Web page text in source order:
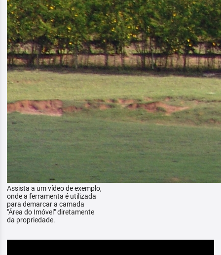
Assista a um vídeo de exemplo,
onde a ferramenta é utilizada
para demarcar a camada
"Área do Imóvel" diretamente
da propriedade.